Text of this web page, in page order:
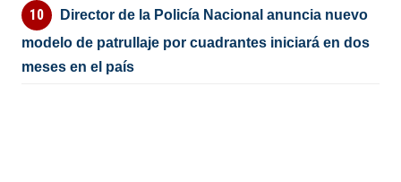
Director de la Policía Nacional anuncia nuevo
modelo de patrullaje por cuadrantes iniciará en dos
meses en el país